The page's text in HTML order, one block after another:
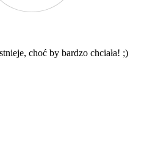
choć by bardzo chciała! ;)